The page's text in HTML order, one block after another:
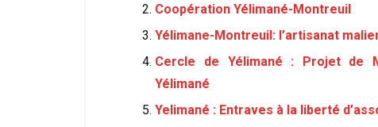
Coopération Yélimané-Montreuil
Yélimane-Montreuil: l’artisanat
Cercle de Yélimané : Projet de
Yélimané
Yelimané : Entraves à la liberté